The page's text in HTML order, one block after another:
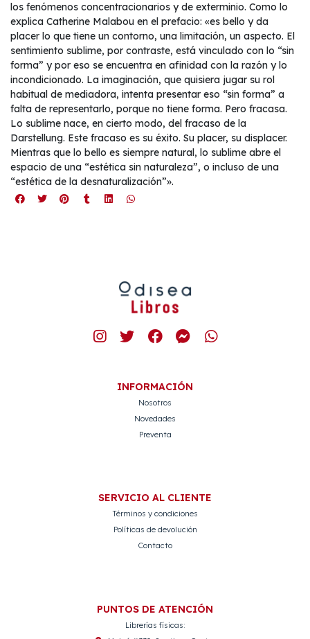
los fenómenos concentracionarios y de exterminio. Como lo
explica Catherine Malabou en el prefacio: «es bello y da
placer lo que tiene un contorno, una limitación, un aspecto. El
sentimiento sublime, por contraste, está vinculado con lo “sin
forma” y por eso se encuentra en afinidad con la razón y lo
incondicionado. La imaginación, que quisiera jugar su rol
habitual de mediadora, intenta presentar eso “sin forma” a
falta de representarlo, porque no tiene forma. Pero fracasa.
Lo sublime nace, en cierto modo, del fracaso de la
Darstellung. Este fracaso es su éxito. Su placer, su displacer.
Mientras que lo bello es siempre natural, lo sublime abre el
espacio de una “estética sin naturaleza”, o incluso de una
“estética de la desnaturalización”».
INFORMACIÓN
Nosotros
Novedades
Preventa
SERVICIO AL CLIENTE
Términos y condiciones
Políticas de devolución
Contacto
PUNTOS DE ATENCIÓN
Librerías físicas: